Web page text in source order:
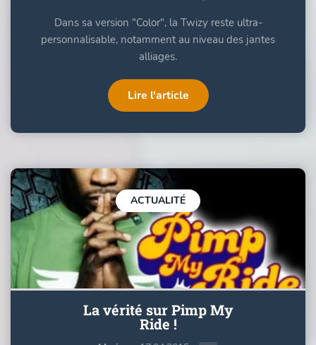
Dans sa version "Color", la Twizy reste ultra-
personnalisable, notamment au niveau des jantes
alliages.
Lire l'article
ACTUALITÉ
La vérité sur Pimp My
Ride !